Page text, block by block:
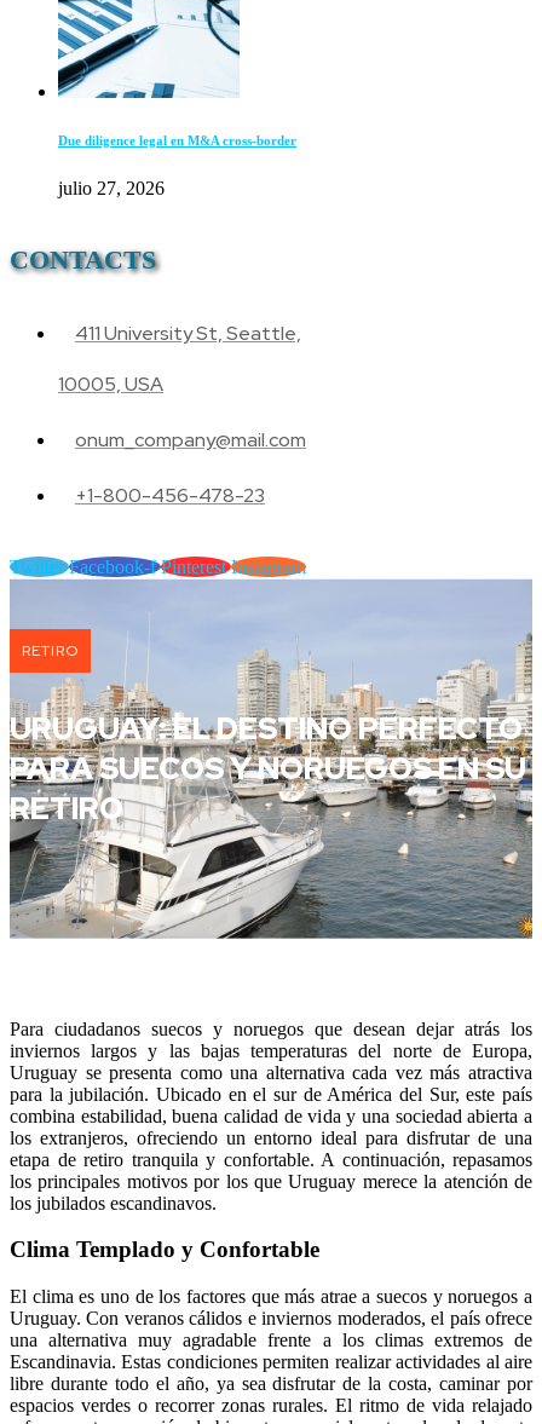
Due diligence legal en M&A cross-border
julio 27, 2026
CONTACTS
411 University St, Seattle,
10005, USA
onum_company@mail.com
+1-800-456-478-23
Twitter Facebook-f Pinterest Instagram
RETIRO
URUGUAY: EL DESTINO PERFECTO
PARA SUECOS Y NORUEGOS EN SU
RETIRO
Para ciudadanos suecos y noruegos que desean dejar atrás los
inviernos largos y las bajas temperaturas del norte de Europa,
Uruguay se presenta como una alternativa cada vez más atractiva
para la jubilación. Ubicado en el sur de América del Sur, este país
combina estabilidad, buena calidad de vida y una sociedad abierta a
los extranjeros, ofreciendo un entorno ideal para disfrutar de una
etapa de retiro tranquila y confortable. A continuación, repasamos
los principales motivos por los que Uruguay merece la atención de
los jubilados escandinavos.
Clima Templado y Confortable
El clima es uno de los factores que más atrae a suecos y noruegos a
Uruguay. Con veranos cálidos e inviernos moderados, el país ofrece
una alternativa muy agradable frente a los climas extremos de
Escandinavia. Estas condiciones permiten realizar actividades al aire
libre durante todo el año, ya sea disfrutar de la costa, caminar por
espacios verdes o recorrer zonas rurales. El ritmo de vida relajado